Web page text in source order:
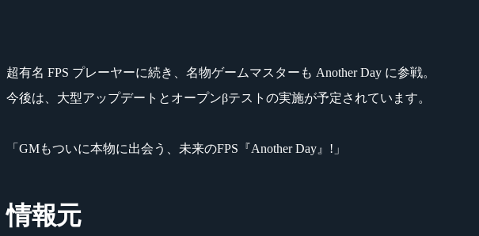
超有名 FPS プレーヤーに続き、名物ゲームマスターも Another Day に参戦。
今後は、大型アップデートとオープンβテストの実施が予定されています。
「GMもついに本物に出会う、未来のFPS『Another Day』!」
情報元